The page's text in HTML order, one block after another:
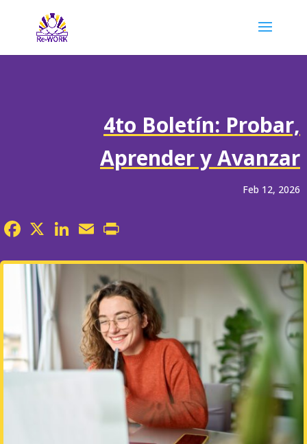
4to Boletín: Probar,
Aprender y Avanzar
Feb 12, 2026
Facebook LinkedInEmail